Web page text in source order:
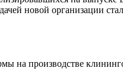
новой организации
на производстве